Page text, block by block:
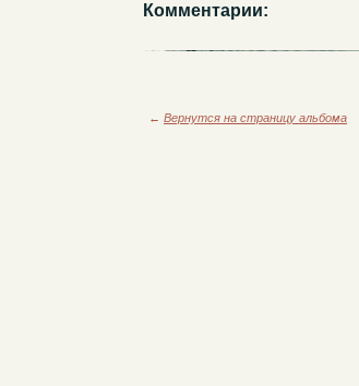
Комментарии:
← Вернутся на страницу альбома